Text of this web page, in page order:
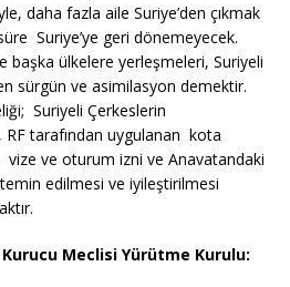
daha fazla aile Suriye’den çıkmak
Suriye’ye geri dönemeyecek.
başka ülkelere yerleşmeleri, Suriyeli
sürgün ve asimilasyon demektir.
Suriyeli Çerkeslerin
tarafından uygulanan kota
vize ve oturum izni ve Anavatandaki
edilmesi ve iyileştirilmesi
Meclisi Yürütme Kurulu: